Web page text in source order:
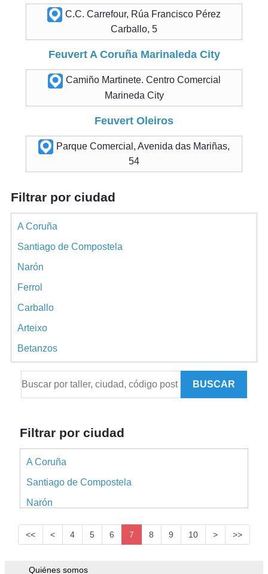
C.C. Carrefour, Rúa Francisco Pérez
Carballo, 5
Feuvert A Coruña Marinaleda City
Camiño Martinete. Centro Comercial
Marineda City
Feuvert Oleiros
Parque Comercial, Avenida das Mariñas,
54
Filtrar por ciudad
A Coruña
Santiago de Compostela
Narón
Ferrol
Carballo
Arteixo
Betanzos
Boiro
Ribeira
Cambre
Ordes
Bergondo
Cee
Santa Comba
Noia
BUSCAR
Filtrar por ciudad
A Coruña
Santiago de Compostela
Narón
Ferrol
Carballo
<< < 4 5 6 7 8 9 10 > >>
Quiénes somos